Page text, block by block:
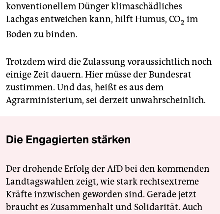
konventionellem Dünger klimaschädliches
Lachgas entweichen kann, hilft Humus, CO2 im
Boden zu binden.
Trotzdem wird die Zulassung voraussichtlich noch
einige Zeit dauern. Hier müsse der Bundesrat
zustimmen. Und das, heißt es aus dem
Agrarministerium, sei derzeit unwahrscheinlich.
Die Engagierten stärken
Der drohende Erfolg der AfD bei den kommenden
Landtagswahlen zeigt, wie stark rechtsextreme
Kräfte inzwischen geworden sind. Gerade jetzt
braucht es Zusammenhalt und Solidarität. Auch